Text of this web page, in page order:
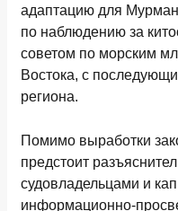
адаптацию для
по наблюдению за
советом по морским
Востока, с
региона.
Помимо выработки
предстоит
судовладельцами и
информационно-